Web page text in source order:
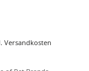
Versandkosten